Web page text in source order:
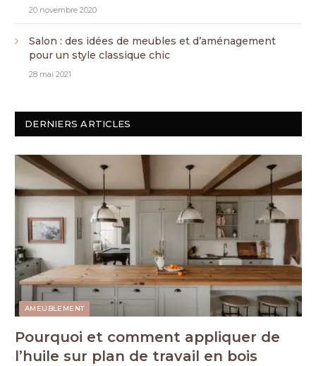
20 novembre 2020
Salon : des idées de meubles et d’aménagement
pour un style classique chic
28 mai 2021
DERNIERS ARTICLES
AMEUBLEMENT
Pourquoi et comment appliquer de
l’huile sur plan de travail en bois